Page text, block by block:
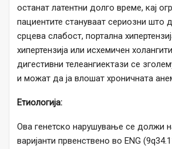
останат латентни долго време, кај
пациентите стануваат сериозни што
срцева слабост, портална
хипертензија или исхемичен
дигестивни телеангиектази се
и можат да ја влошат хроничната
Етиологија:
Ова генетско нарушување се должи
варијанти првенствено во ENG